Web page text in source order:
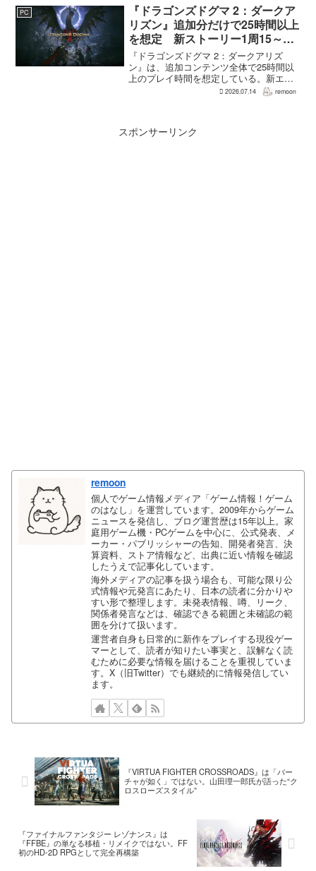
であるため、最終的...
PC
『ドラゴンズドグマ 2：ダークア
リズン』追加分だけで25時間以上
を想定 新ストーリー1周15～20
時間、12種ダンジョンは各30分
～1時間
『ドラゴンズドグマ 2：ダークアリズ
ン』は、追加コンテンツ全体で25時間以
上のプレイ時間を想定している。新エリ
ア「ノルガン」で展開されるメインシナ
2026.07.14 remoon
スポンサーリンク
remoon
個人でゲーム情報メディア「ゲーム情報！ゲーム
のはなし」を運営しています。2009年からゲーム
ニュースを発信し、ブログ運営歴は15年以上。家
庭用ゲーム機・PCゲームを中心に、公式発表、メ
ーカー・パブリッシャーの告知、開発者発言、決
算資料、ストア情報など、出典に近い情報を確認
したうえで記事化しています。
海外メディアの記事を扱う場合も、可能な限り公
式情報や元発言にあたり、日本の読者に分かりや
すい形で整理します。未発表情報、噂、リーク、
関係者発言などは、確認できる範囲と未確認の範
囲を分けて扱います。
運営者自身も日常的に新作をプレイする現役ゲー
マーとして、読者が知りたい事実と、誤解なく読
むために必要な情報を届けることを重視していま
す。X（旧Twitter）でも継続的に情報発信してい
ます。
『VIRTUA FIGHTER CROSSROADS』は「バー
チャが如く」ではない。山田理一郎氏が語った“ク
ロスローズスタイル”
『ファイナルファンタジー レゾナンス』は
『FFBE』の単なる移植・リメイクではない。FF
初のHD-2D RPGとして完全再構築